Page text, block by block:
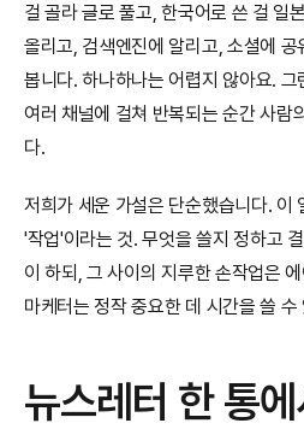
걸 골라 글로 풀고, 한국어로 쓴 걸 일
올리고, 검색엔진에 알리고, 소셜에
봅니다. 하나하나는 어렵지 않아요.
여러 채널에 걸쳐 반복되는 순간 사람
다.
저희가 세운 가설은 단순했습니다. 이
'작업'이라는 것. 무엇을 쓸지 정하고
이 하되, 그 사이의 지루한 손작업은
마케터는 정작 중요한 데 시간을 쓸 수
뉴스레터 한 통